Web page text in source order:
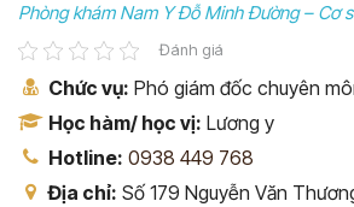
Phòng khám Nam Y Đỗ Minh Đường – Cơ
Đánh giá
Chức vụ: Phó giám đốc chuyên
Học hàm/ học vị: Lương y
Hotline: 0938 449 768
Địa chỉ: Số 179 Nguyễn Văn